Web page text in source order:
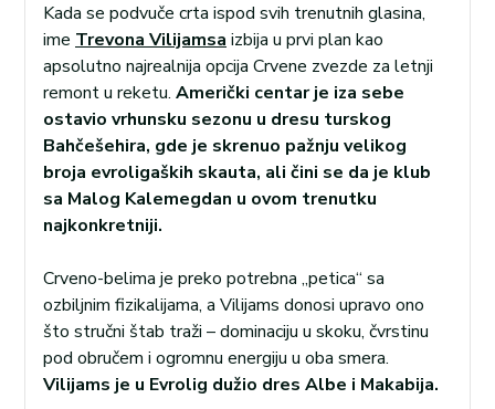
Kada se podvuče crta ispod svih trenutnih glasina,
ime Trevona Vilijamsa izbija u prvi plan kao
apsolutno najrealnija opcija Crvene zvezde za letnji
remont u reketu. Američki centar je iza sebe
ostavio vrhunsku sezonu u dresu turskog
Bahčešehira, gde je skrenuo pažnju velikog
broja evroligaških skauta, ali čini se da je klub
sa Malog Kalemegdan u ovom trenutku
najkonkretniji.
Crveno-belima je preko potrebna „petica“ sa
ozbiljnim fizikalijama, a Vilijams donosi upravo ono
što stručni štab traži – dominaciju u skoku, čvrstinu
pod obručem i ogromnu energiju u oba smera.
Vilijams je u Evrolig dužio dres Albe i Makabija.